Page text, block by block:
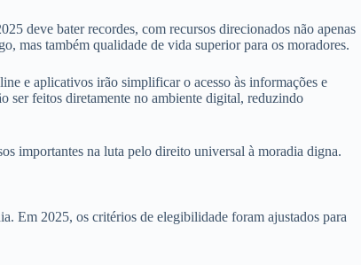
deve bater recordes, com recursos direcionados não apenas
mas também qualidade de vida superior para os moradores.
e aplicativos irão simplificar o acesso às informações e
ser feitos diretamente no ambiente digital, reduzindo
importantes na luta pelo direito universal à moradia digna.
Em 2025, os critérios de elegibilidade foram ajustados para